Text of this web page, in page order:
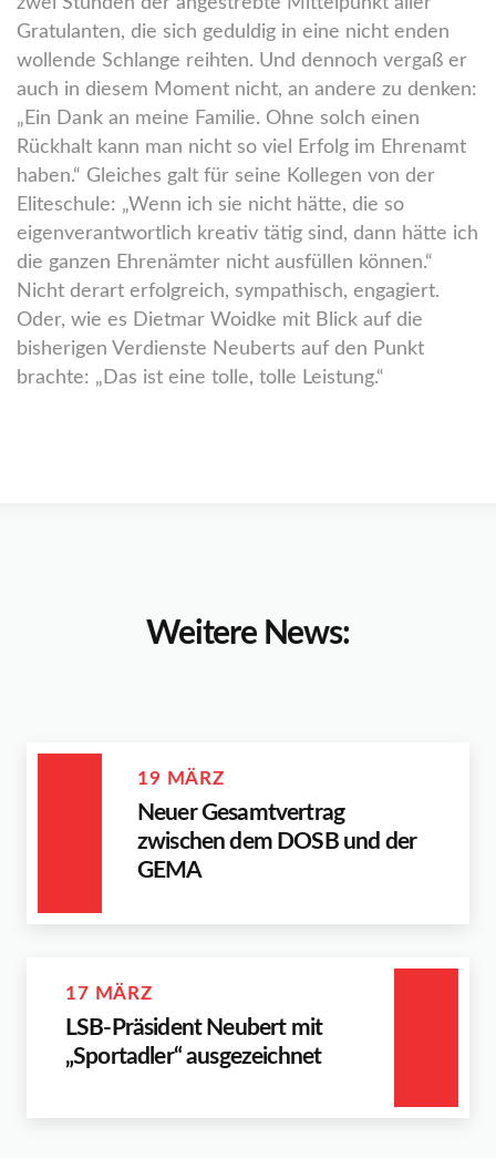
Gratulanten, die sich geduldig in eine nicht enden
wollende Schlange reihten. Und dennoch vergaß er
auch in diesem Moment nicht, an andere zu denken:
„Ein Dank an meine Familie. Ohne solch einen
Rückhalt kann man nicht so viel Erfolg im Ehrenamt
haben.“ Gleiches galt für seine Kollegen von der
Eliteschule: „Wenn ich sie nicht hätte, die so
eigenverantwortlich kreativ tätig sind, dann hätte ich
die ganzen Ehrenämter nicht ausfüllen können.“
Nicht derart erfolgreich, sympathisch, engagiert.
Oder, wie es Dietmar Woidke mit Blick auf die
bisherigen Verdienste Neuberts auf den Punkt
brachte: „Das ist eine tolle, tolle Leistung.“
Weitere News:
19 MÄRZ
Neuer Gesamtvertrag
zwischen dem DOSB und der
GEMA
17 MÄRZ
LSB-Präsident Neubert mit
„Sportadler“ ausgezeichnet